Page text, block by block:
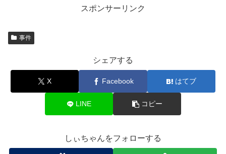
スポンサーリンク
事件
シェアする
X Facebook はてブ
LINE コピー
しぃちゃんをフォローする